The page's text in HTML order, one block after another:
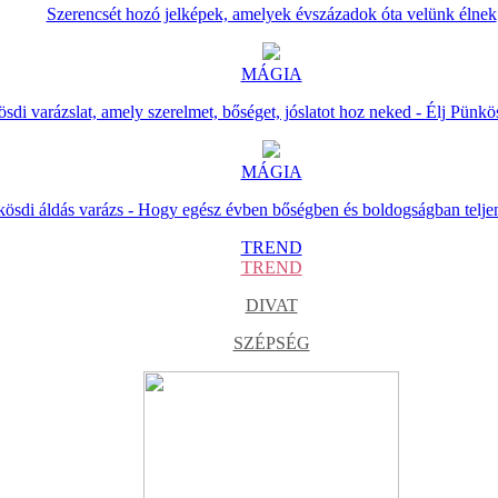
Szerencsét hozó jelképek, amelyek évszázadok óta velünk élnek
MÁGIA
varázslat, amely szerelmet, bőséget, jóslatot hoz neked - Élj
MÁGIA
áldás varázs - Hogy egész évben bőségben és boldogságban
TREND
TREND
DIVAT
SZÉPSÉG